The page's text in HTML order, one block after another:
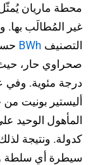
محطة ماريان
غير المُطالَب بها.
التصنيف BWh
أليستير بونيت من
المأهول الوحيد
كدولة. ونتيجة
سيطرة أي سلطة